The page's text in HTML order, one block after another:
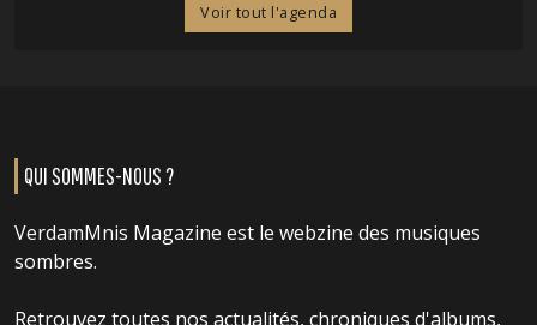
Voir tout l'agenda
QUI SOMMES-NOUS ?
VerdamMnis Magazine est le webzine des musiques
sombres.
Retrouvez toutes nos actualités, chroniques d'albums,